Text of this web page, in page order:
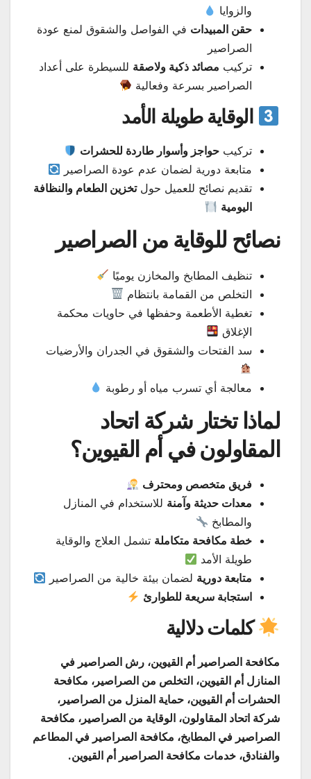
والزوايا
حقن المبيدات في الفواصل والشقوق لمنع عودة
الصراصير
تركيب مصائد ذكية ولاصقة للسيطرة على أعداد
الصراصير بسرعة وفعالية
الوقاية طويلة الأمد
تركيب حواجز وأسوار طاردة للحشرات
متابعة دورية لضمان عدم عودة الصراصير
تقديم نصائح للعميل حولتخزين الطعام والنظافة
اليومية
نصائح للوقاية من الصراصير
تنظيف المطابخ والمخازن يوميًا
التخلص من القمامة بانتظام
تغطية الأطعمة وحفظها في حاويات محكمة
الإغلاق
سد الفتحات والشقوق في الجدران والأرضيات
معالجة أي تسرب مياه أو رطوبة
لماذا تختار شركة اتحاد
المقاولون في أم القيوين؟
فريق متخصص ومحترف
معدات حديثة وآمنة للاستخدام في المنازل
والمطابخ
خطة مكافحة متكاملة تشمل العلاج والوقاية
طويلة الأمد
متابعة دورية لضمان بيئة خالية من الصراصير
استجابة سريعة للطوارئ
كلمات دلالية
مكافحة الصراصير أم القيوين، رش الصراصير في
المنازل أم القيوين، التخلص من الصراصير، مكافحة
الحشرات أم القيوين، حماية المنزل من الصراصير،
شركة اتحاد المقاولون، الوقاية من الصراصير، مكافحة
الصراصير في المطابخ، مكافحة الصراصير في المطاعم
والفنادق، خدمات مكافحة الصراصير أم القيوين.